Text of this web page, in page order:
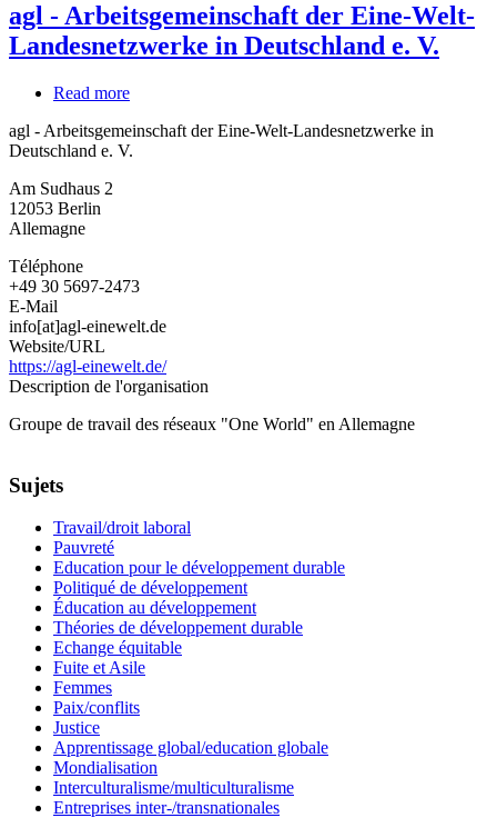
agl - Arbeitsgemeinschaft der Eine-Welt-
Landesnetzwerke in Deutschland e. V.
Read more
-
Arbeitsgemeinschaft
e.
agl - Arbeitsgemeinschaft der Eine-Welt-Landesnetzwerke in
Deutschland e. V.
Am Sudhaus 2
12053 Berlin
Allemagne
Téléphone
+49 30 5697-2473
E-Mail
info[at]agl-einewelt.de
Website/URL
https://agl-einewelt.de/
Description de l'organisation
Groupe de travail des réseaux "One World" en Allemagne
Sujets
Travail/droit laboral
Pauvreté
Education pour le développement durable
Politiqué de développement
Éducation au développement
Théories de développement durable
Echange équitable
Fuite et Asile
Femmes
Paix/conflits
Justice
Apprentissage global/education globale
Mondialisation
Interculturalisme/multiculturalisme
Entreprises inter-/transnationales